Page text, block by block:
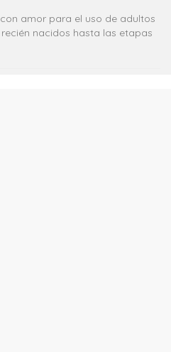
amor para el uso de adultos
nacidos hasta las etapas